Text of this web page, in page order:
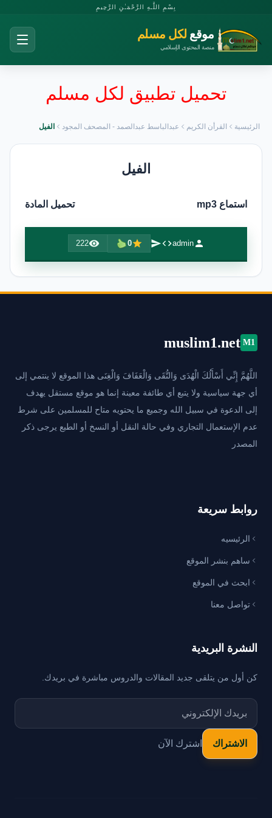
بِسْمِ اللَّـهِ الرَّحْمَـٰنِ الرَّحِيمِ
موقع لكل مسلم
منصة المحتوى الإسلامي
تحميل تطبيق لكل مسلم
الرئيسية القرأن الكريم عبدالباسط عبدالصمد - المصحف المجود الفيل
الفيل
استماع mp3 تحميل المادة
admin
0
222
M1
muslim1.net
اللَّهُمَّ إِنِّي أَسْأَلُكَ الْهُدَى وَالتُّقَى وَالْعَفَافَ وَالْغِنَى هذا الموقع لا ينتمي إلى
أي جهة سياسية ولا يتبع أي طائفة معينة إنما هو موقع مستقل يهدف
إلى الدعوة في سبيل الله وجميع ما يحتويه متاح للمسلمين على شرط
عدم الإستعمال التجاري وفي حالة النقل أو النسخ أو الطبع يرجى ذكر
المصدر
روابط سريعة
الرئيسيه
ساهم بنشر الموقع
ابحث في الموقع
تواصل معنا
النشرة البريدية
كن أول من يتلقى جديد المقالات والدروس مباشرة في بريدك.
اشترك الآن